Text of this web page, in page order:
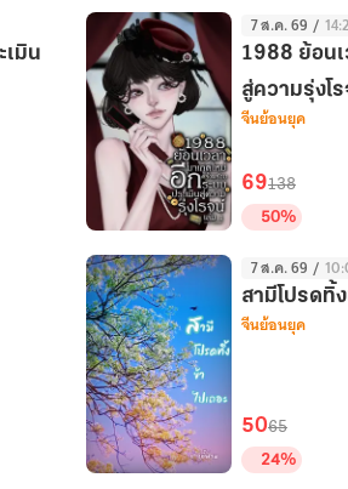
ย้อน
เวลา
มา
เกิด
ใหม่
อีก
ครั้ง
พร้อม
ระบบ
ประเมิน
สู่
ความ
รุ่งโรจน์
เล่ม
3
(จบ)
เมิน
ย้อน
เวลา
มา
เกิด
ใหม่
อีก
ครั้ง
พร้อม
7 ส.ค. 69 /
1988 ย้อน
สู่ความรุ่งโ
จีนย้อนยุค
69138
50%
7 ส.ค. 69 /
สามีโปรดทิ้ง
จีนย้อนยุค
5065
24%